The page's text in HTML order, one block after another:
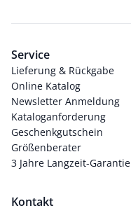
Service
Lieferung & Rückgabe
Online Katalog
Newsletter Anmeldung
Kataloganforderung
Geschenkgutschein
Größenberater
3 Jahre Langzeit-Garantie
Kontakt